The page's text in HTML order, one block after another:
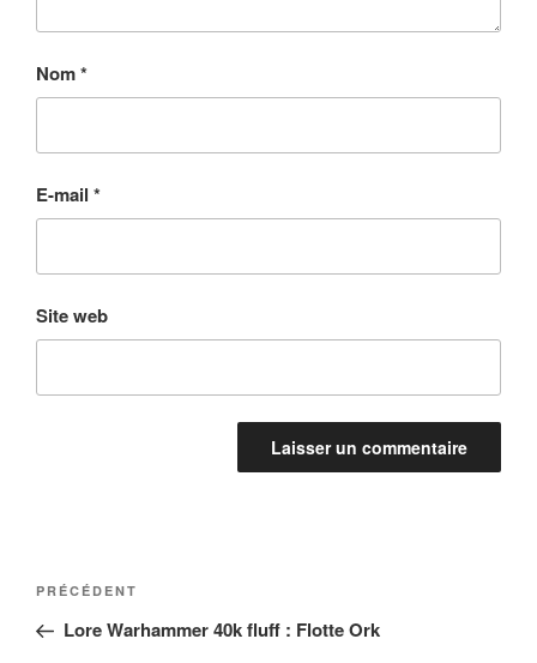
Nom*
E-mail *
Site web
Navigation
l’article
Article
précédent
PRÉCÉDENT
Lore Warhammer 40k fluff : Flotte Ork